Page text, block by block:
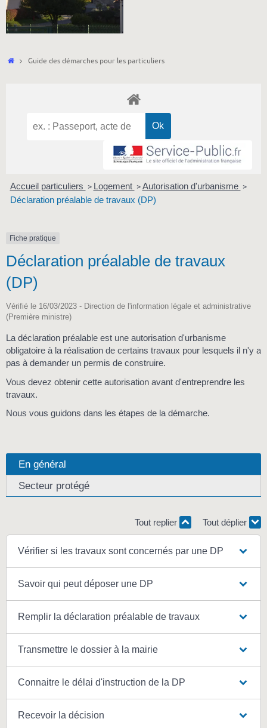
Accueil
Guide des démarches pour les particuliers
Accueil particuliers > Logement > Autorisation d'urbanisme >
Déclaration préalable de travaux (DP)
Fiche pratique
Déclaration préalable de travaux
(DP)
Vérifié le 16/03/2023 - Direction de l'information légale et administrative
(Première ministre)
La déclaration préalable est une autorisation d'urbanisme
obligatoire à la réalisation de certains travaux pour lesquels il n'y a
pas à demander un permis de construire.
Vous devez obtenir cette autorisation avant d'entreprendre les
travaux.
Nous vous guidons dans les étapes de la démarche.
En général
Secteur protégé
Tout replier Tout déplier
Vérifier si les travaux sont concernés par une DP
Savoir qui peut déposer une DP
Remplir la déclaration préalable de travaux
Transmettre le dossier à la mairie
Connaitre le délai d'instruction de la DP
Recevoir la décision